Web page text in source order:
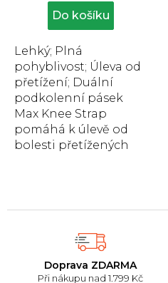
Doprava ZDARMA
Při nákupu nad 1.799 Kč
4,1
hvězdiček.
Do košíku
Lehký; Plná
pohyblivost; Úleva od
přetížení; Duální
podkolenní pásek
Max Knee Strap
pomáhá k úlevě od
bolesti přetížených